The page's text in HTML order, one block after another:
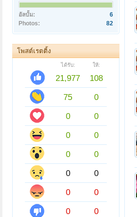
อัลบั้ม:
6
Photos:
82
โพสต์เรตติ้ง
ได้รับ: ให้:
21,977
108
75
0
0
0
0
0
0
0
0
0
0
0
0
0